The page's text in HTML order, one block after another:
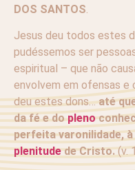
DOS SANTOS.
Jesus deu todos estes
pudéssemos ser
espiritual – que não
envolvem em ofensas e
deu estes dons…até
da fé e dopleno
perfeita varonilidade,
plenitudede Cristo.(v.